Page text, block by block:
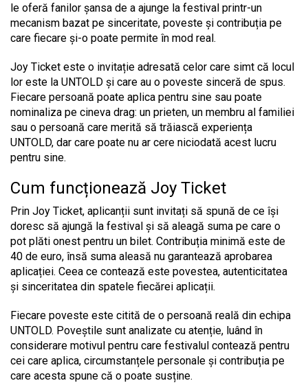
le oferă fanilor șansa de a ajunge la festival printr-un
mecanism bazat pe sinceritate, poveste și contribuția pe
care fiecare și-o poate permite în mod real.
Joy Ticket este o invitație adresată celor care simt că locul
lor este la UNTOLD și care au o poveste sinceră de spus.
Fiecare persoană poate aplica pentru sine sau poate
nominaliza pe cineva drag: un prieten, un membru al familiei
sau o persoană care merită să trăiască experiența
UNTOLD, dar care poate nu ar cere niciodată acest lucru
pentru sine.
Cum funcționează Joy Ticket
Prin Joy Ticket, aplicanții sunt invitați să spună de ce își
doresc să ajungă la festival și să aleagă suma pe care o
pot plăti onest pentru un bilet. Contribuția minimă este de
40 de euro, însă suma aleasă nu garantează aprobarea
aplicației. Ceea ce contează este povestea, autenticitatea
și sinceritatea din spatele fiecărei aplicații.
Fiecare poveste este citită de o persoană reală din echipa
UNTOLD. Poveștile sunt analizate cu atenție, luând în
considerare motivul pentru care festivalul contează pentru
cei care aplica, circumstanțele personale și contribuția pe
care acesta spune că o poate susține.